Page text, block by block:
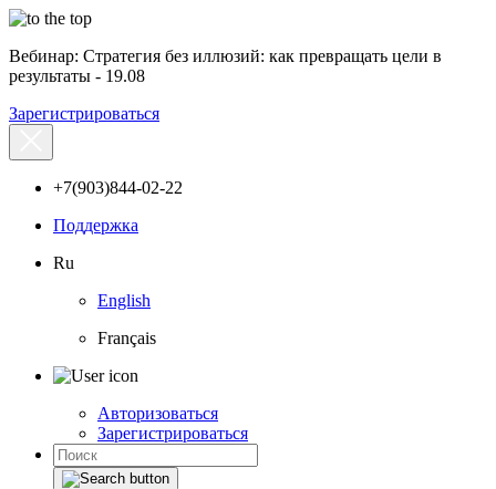
Вебинар: Стратегия без иллюзий: как превращать цели в
результаты - 19.08
Зарегистрироваться
+7(903)844-02-22
Поддержка
Ru
English
Français
Авторизоваться
Зарегистрироваться